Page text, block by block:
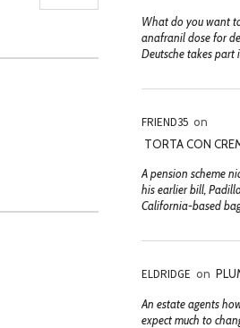
What do you want
anafranil dose for
Deutsche takes part
FRIEND35 on
TORTA CON
A pension scheme
his earlier bill,
California-based
ELDRIDGE on
An estate agents
expect much to